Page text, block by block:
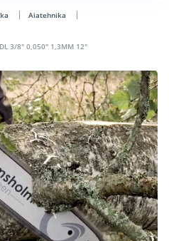
Aiatehnika
3/8" 0,050" 1,3MM 12"